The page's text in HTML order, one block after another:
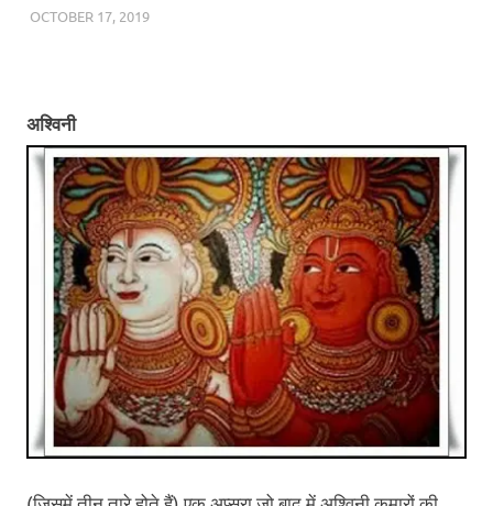
OCTOBER 17, 2019CHA_ADMIN
BLOG
अश्विनी